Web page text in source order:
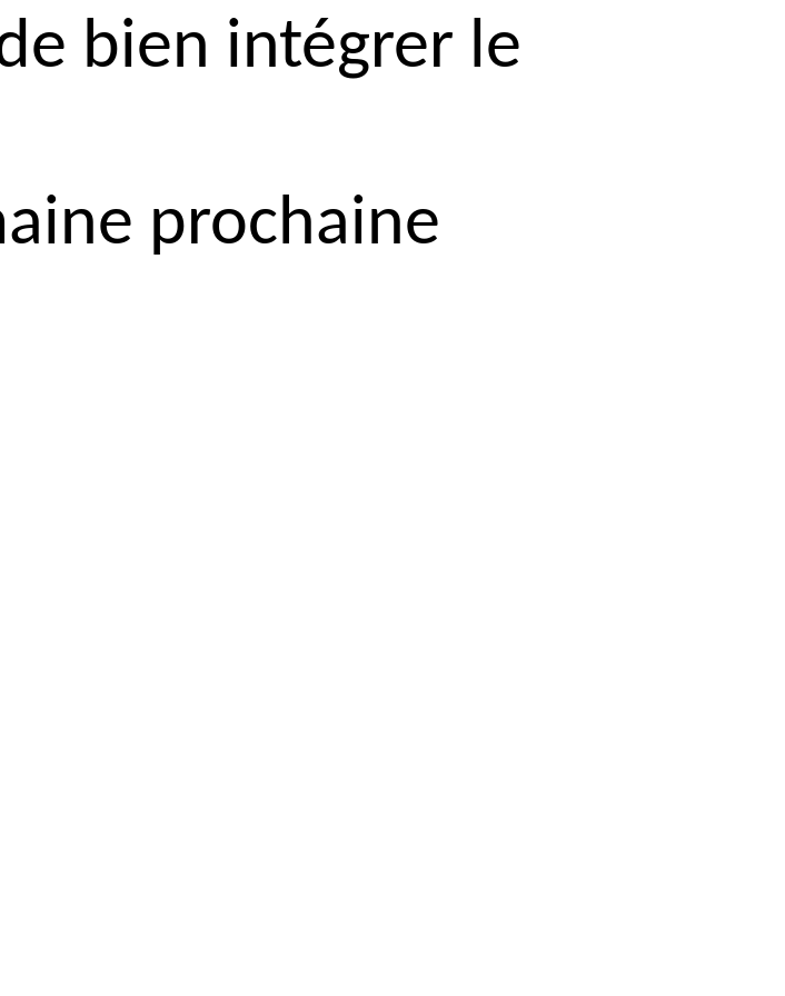
bien intégrer le
prochaine